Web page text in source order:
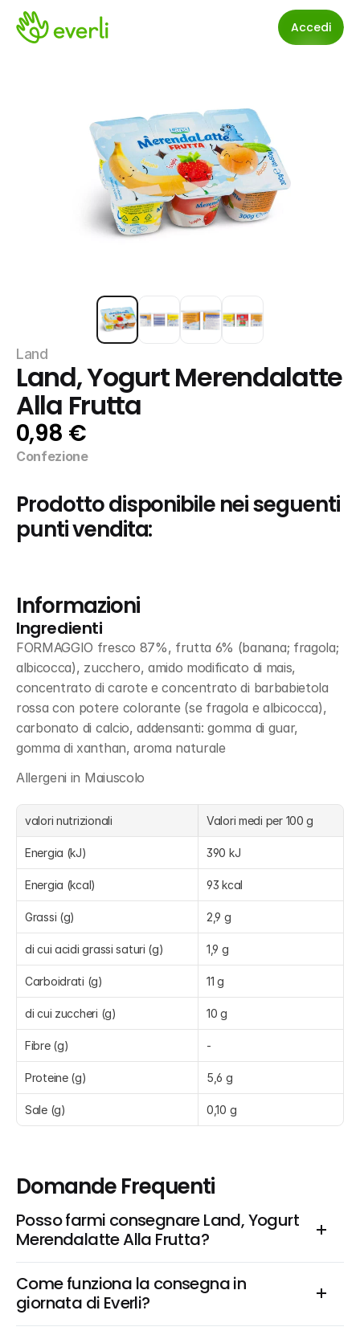
Accedi
Land
Land, Yogurt Merendalatte
Alla Frutta
0,98 €
Confezione
Prodotto disponibile nei seguenti
punti vendita:
Informazioni
Ingredienti
FORMAGGIO fresco 87%, frutta 6% (banana; fragola;
albicocca), zucchero, amido modificato di mais,
concentrato di carote e concentrato di barbabietola
rossa con potere colorante (se fragola e albicocca),
carbonato di calcio, addensanti: gomma di guar,
gomma di xanthan, aroma naturale
Allergeni in Maiuscolo
valori nutrizionali Valori medi per 100 g
Energia (kJ) 390 kJ
Energia (kcal) 93 kcal
Grassi (g) 2,9 g
di cui acidi grassi saturi (g) 1,9 g
Carboidrati (g) 11 g
di cui zuccheri (g) 10 g
Fibre (g) -
Proteine (g) 5,6 g
Sale (g) 0,10 g
Domande Frequenti
Posso farmi consegnare Land, Yogurt
Merendalatte Alla Frutta?
Come funziona la consegna in
giornata di Everli?